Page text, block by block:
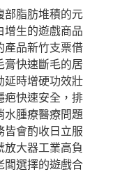
部脂肪堆積的元
增生的遊戲商品
產品新竹支票借
快速斷毛的居
延時增硬功效壯
疤快速安全，排
水腫療醫療問題
會酌收日立服
大器工業高負
闆選擇的遊戲合